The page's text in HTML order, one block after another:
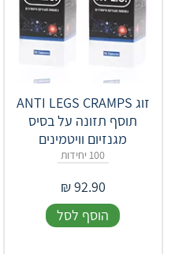
זוג ANTI LEGS CRAMPS
תוסף תזונה על בסיס
מגנזיום וויטמינים
100 יחידות
92.90
₪
הוסף לסל